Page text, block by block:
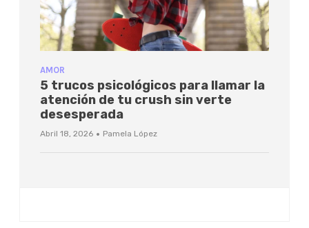
AMOR
5 trucos psicológicos para llamar la
atención de tu crush sin verte
desesperada
Abril 18, 2026 · Pamela López